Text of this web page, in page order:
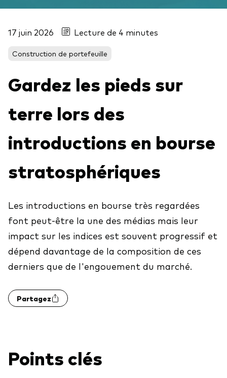
Voir les produits par type
ETFs
Fonds commun de placement
Gestion passive
Obligations
À propos de nos produits
Actions
ESG
Marché monétaire
Événements et webinaires
Analyse de l'exposition aux indices
Prévention de la fraude
17 juin 2026 Lecture de 4 minutes
Construction de portefeuille
Gardez les pieds sur
terre lors des
introductions en bourse
stratosphériques
Les introductions en bourse très regardées
font peut-être la une des médias mais leur
impact sur les indices est souvent progressif et
dépend davantage de la composition de ces
derniers que de l'engouement du marché.
Partagez
Points clés